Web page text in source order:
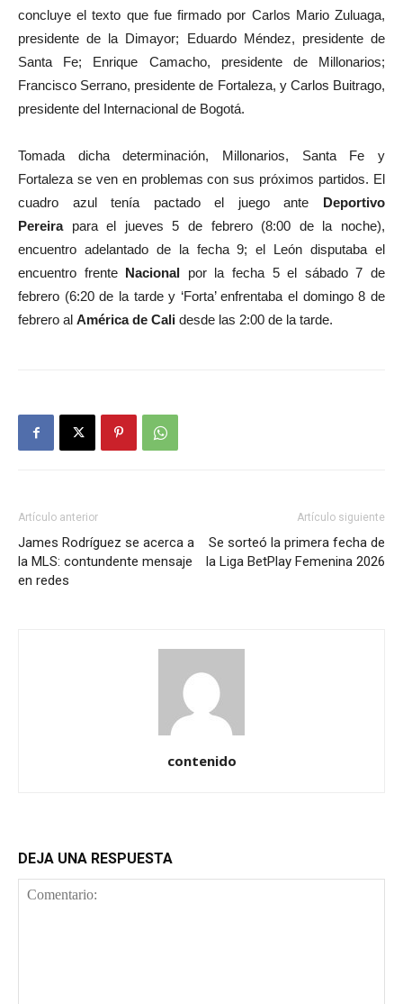
concluye el texto que fue firmado por Carlos Mario Zuluaga,
presidente de la Dimayor; Eduardo Méndez, presidente de
Santa Fe; Enrique Camacho, presidente de Millonarios;
Francisco Serrano, presidente de Fortaleza, y Carlos Buitrago,
presidente del Internacional de Bogotá.
Tomada dicha determinación, Millonarios, Santa Fe y
Fortaleza se ven en problemas con sus próximos partidos. El
cuadro azul tenía pactado el juego ante Deportivo
Pereira para el jueves 5 de febrero (8:00 de la noche),
encuentro adelantado de la fecha 9; el León disputaba el
encuentro frente Nacional por la fecha 5 el sábado 7 de
febrero (6:20 de la tarde y ‘Forta’ enfrentaba el domingo 8 de
febrero al América de Cali desde las 2:00 de la tarde.
Artículo anterior
James Rodríguez se acerca a
la MLS: contundente mensaje
en redes
Artículo siguiente
Se sorteó la primera fecha de
la Liga BetPlay Femenina 2026
contenido
DEJA UNA RESPUESTA